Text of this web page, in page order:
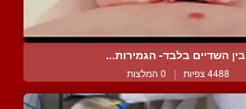
בין השדיים בלבד- הגמירות...
4488 צפיות | 0 המלצות